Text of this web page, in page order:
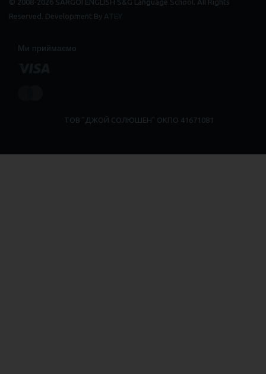
© 2008-2026 SARGOI ENGLISH S&G Language School. All Rights
Reserved. Development By
Ми приймаємо
ТОВ "ДЖОЙ СОЛЮШЕН" ОКПО 41671081